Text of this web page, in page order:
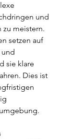
und
meistern.
setzen auf
sie klare
Dies ist